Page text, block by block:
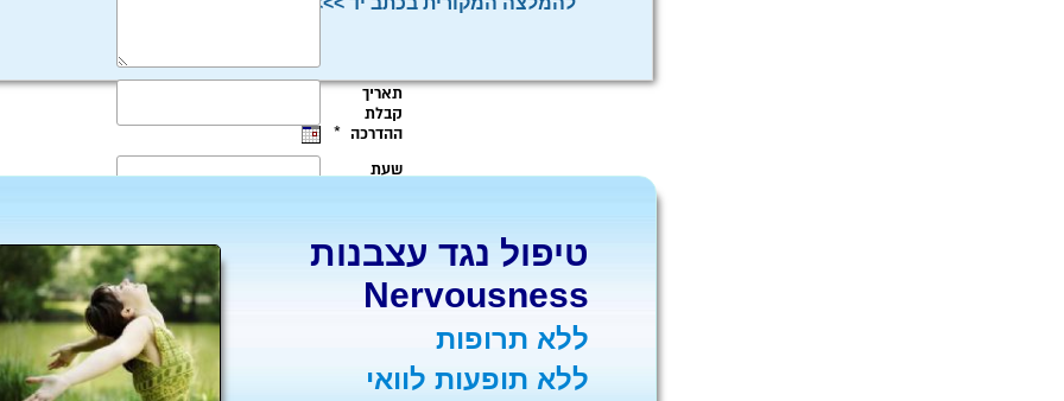
טיפול נגד עצבנות
Nervousness
ללא תרופות
ללא תופעות לוואי